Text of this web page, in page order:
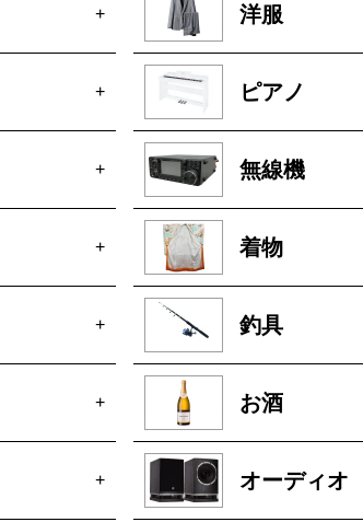
+
+
+
+
+
+
+
洋服
ピアノ
無線機
着物
釣具
お酒
オーディオ